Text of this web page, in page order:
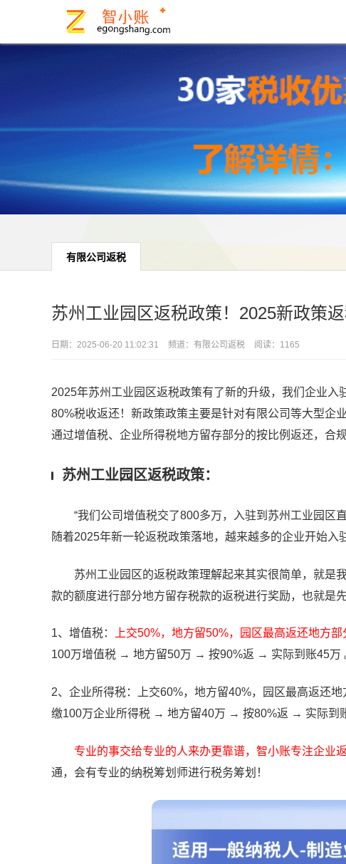
有限公司返税
苏州工业园区返税政策！2025新政策返
日期： 2025-06-20 11:02:31 频道： 有限公司返税 阅读：1165
2025年苏州工业园区返税政策有了新的升级，我们企业
80%税收返还！新政策政策主要是针对有限公司等大型企
通过增值税、企业所得税地方留存部分的按比例返还，合
苏州工业园区返税政策：
“我们公司增值税交了800多万，入驻到苏州工业园区直
随着2025年新一轮返税政策落地，越来越多的企业开始入
苏州工业园区的返税政策理解起来其实很简单，就是
款的额度进行部分地方留存税款的返税进行奖励，也就是
1、增值税： 上交50%，地方留50%，园区最高返还地方部
100万增值税 → 地方留50万 → 按90%返 → 实际到账45万
2、企业所得税 ：上交60%，地方留40%，园区最高返还地
缴100万企业所得税 → 地方留40万 → 按80%返 → 实际到
专业的事交给专业的人来办更靠谱，智小账专注企业返
通，会有专业的纳税筹划师进行税务筹划！